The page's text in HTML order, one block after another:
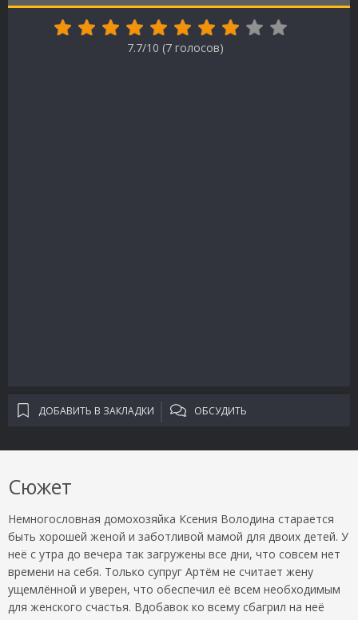
7.7/10 (7голосов)
ДОБАВИТЬ В ЗАКЛАДКИ ОБСУДИТЬ
Сюжет
Немногословная домохозяйка Ксения Володина старается
быть хорошей женой и заботливой мамой для двоих детей. У
неё с утра до вечера так загружены все дни, что совсем нет
времени на себя. Только супруг Артём не считает жену
ущемлённой и уверен, что обеспечил её всем необходимым
для женского счастья. Вдобавок ко всему сбагрил на неё